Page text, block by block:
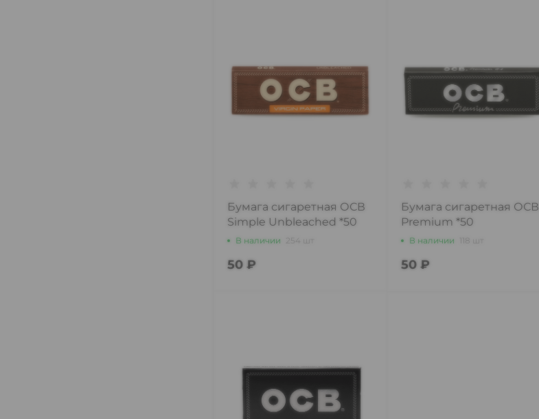
Бумага сигаретная ОСВ
Simple Unbleached *50
В наличии 254 шт
50 ₽
Бумага сигаретная ОСВ
Premium *50
В наличии
50 ₽